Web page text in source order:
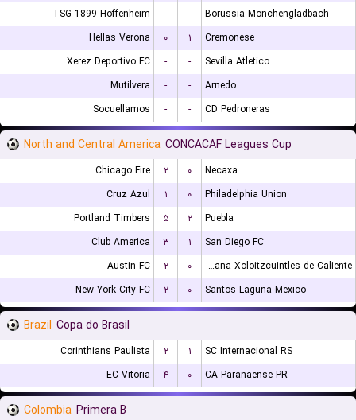
TSG 1899 Hoffenheim
- -
Borussia Monchengladbach
Hellas Verona
۰ ۱
Cremonese
Xerez Deportivo FC
- -
Sevilla Atletico
Mutilvera
- -
Arnedo
Socuellamos
- - CD Pedroneras
North and Central America CONCACAF Leagues Cup
Chicago Fire ۲ ۰
Necaxa
Cruz Azul
۱ ۰
Philadelphia Union
Portland Timbers
۵ ۲
Puebla
Club America
۳ ۱
San Diego FC
Austin FC
۲ ۰
Club Tijuana Xoloitzcuintles de Caliente
New York City FC
۲ ۰ Santos Laguna Mexico
Brazil Copa do Brasil
Corinthians Paulista ۲ ۱
SC Internacional RS
EC Vitoria
۴ ۰ CA Paranaense PR
Colombia Primera B